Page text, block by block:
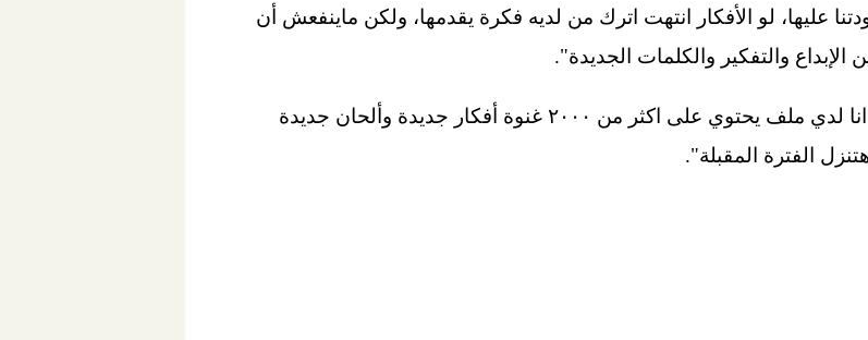
عليها، لو الأفكار انتهت اترك من لديه فكرة يقدمها، ولكن ماينفعش أن
والتفكير والكلمات الجديدة".
وأختتم مدحت جودة حديثه :"لو الأفكار انتهت انا لدي ملف يحتوي على اكثر من ٢٠٠٠ غنوة أفكار جديدة وألحان جديدة
الفترة المقبلة".